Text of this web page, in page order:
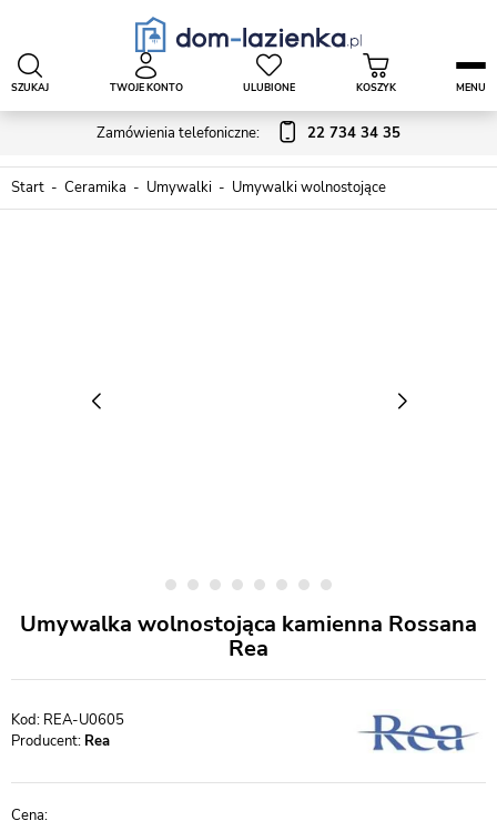
Zamówienia telefoniczne: 22 734 34 35
SZUKAJ TWOJE KONTO ULUBIONE KOSZYK MENU
Start Ceramika Umywalki Umywalki wolnostojące
Umywalka wolnostojąca kamienna Rossana
Rea
REA-U0605
Producent: Rea